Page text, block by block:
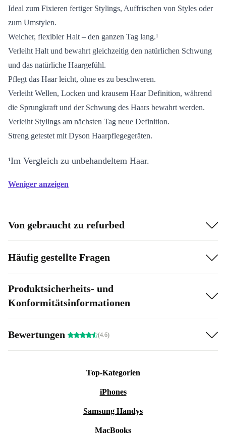
Ideal zum Fixieren fertiger Stylings, Auffrischen von Styles oder
zum Umstylen.
Weicher, flexibler Halt – den ganzen Tag lang.¹
Verleiht Halt und bewahrt gleichzeitig den natürlichen Schwung
und das natürliche Haargefühl.
Pflegt das Haar leicht, ohne es zu beschweren.
Verleiht Wellen, Locken und krausem Haar Definition, während
die Sprungkraft und der Schwung des Haars bewahrt werden.
Verleiht Stylings am nächsten Tag neue Definition.
Streng getestet mit Dyson Haarpflegegeräten.
¹Im Vergleich zu unbehandeltem Haar.
Weniger anzeigen
Von gebraucht zu refurbed
Häufig gestellte Fragen
Produktsicherheits- und
Konformitätsinformationen
Bewertungen (4.6)
Top-Kategorien
iPhones
Samsung Handys
MacBooks